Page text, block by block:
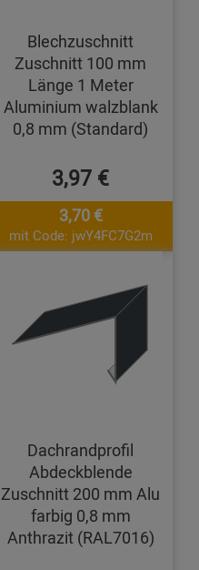
Blechzuschnitt
Zuschnitt 100 mm
Länge 1 Meter
Aluminium walzblank
0,8 mm (Standard)
3,97 €
3,70 €
mit Code: jwY4FC7G2m
Dachrandprofil
Abdeckblende
Zuschnitt 200 mm Alu
farbig 0,8 mm
Anthrazit (RAL7016)